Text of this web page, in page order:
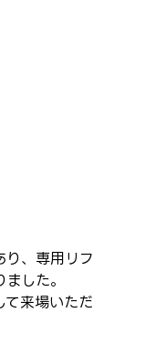
り、専用リフ
した。
て来場いただ